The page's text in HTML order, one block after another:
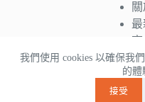
我們使用 cookies 以確保我
的體
接受
床
好